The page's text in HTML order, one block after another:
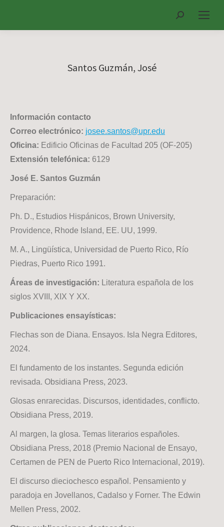
Search:
Santos Guzmán, José
Información contacto
Correo electrónico: josee.santos@upr.edu
Oficina: Edificio Oficinas de Facultad 205 (OF-205)
Extensión telefónica: 6129
José E. Santos Guzmán
Preparación:
Ph. D., Estudios Hispánicos, Brown University,
Providence, Rhode Island, EE. UU, 1999.
M. A., Lingüística, Universidad de Puerto Rico, Río
Piedras, Puerto Rico 1991.
Áreas de investigación: Literatura española de los
siglos XVIII, XIX Y XX.
Publicaciones ensayísticas:
Flechas son de Diana. Ensayos. Isla Negra Editores,
2024.
El fundamento de los instantes. Segunda edición
revisada. Obsidiana Press, 2023.
Glosas enrarecidas. Discursos, identidades, conflicto.
Obsidiana Press, 2019.
Al margen, la glosa. Temas literarios españoles.
Obsidiana Press, 2018 (Premio Nacional de Ensayo,
Certamen de PEN de Puerto Rico Internacional, 2019).
El discurso dieciochesco español. Pensamiento y
paradoja en Jovellanos, Cadalso y Forner. The Edwin
Mellen Press, 2002.